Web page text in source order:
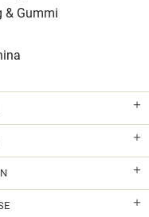
& Gummi